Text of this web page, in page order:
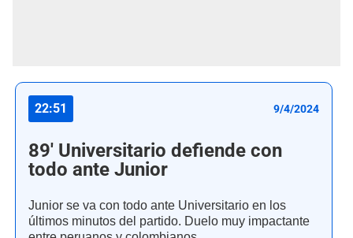
22:51 9/4/2024
89' Universitario defiende con
todo ante Junior
Junior se va con todo ante Universitario en los
últimos minutos del partido. Duelo muy impactante